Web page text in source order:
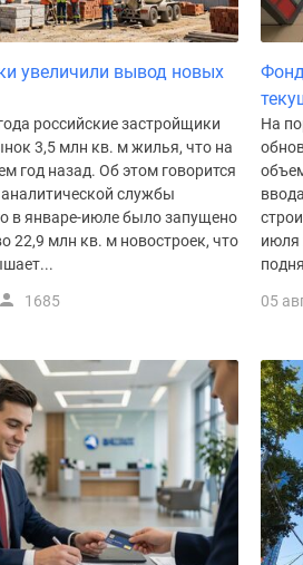
увеличили вывод новых
российские застройщики
3,5 млн кв. м жилья, что на
год назад. Об этом говорится
службы
в январе-июле было запущено
22,9 млн кв. м новостроек, что
1685
На
июля
05